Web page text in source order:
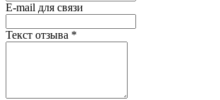
E-mail для связи
Текст отзыва *